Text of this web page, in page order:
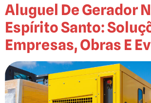
Aluguel De Gerador
Espírito Santo:
Empresas, Obras E